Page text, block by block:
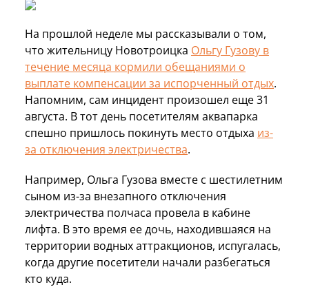
На прошлой неделе мы рассказывали о том,
что жительницу Новотроицка Ольгу Гузову в
течение месяца кормили обещаниями о
выплате компенсации за испорченный отдых.
Напомним, сам инцидент произошел еще 31
августа. В тот день посетителям аквапарка
спешно пришлось покинуть место отдыха из-
за отключения электричества.
Например, Ольга Гузова вместе с шестилетним
сыном из-за внезапного отключения
электричества полчаса провела в кабине
лифта. В это время ее дочь, находившаяся на
территории водных аттракционов, испугалась,
когда другие посетители начали разбегаться
кто куда.